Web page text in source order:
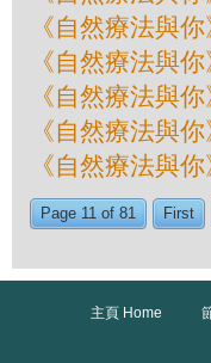
《自然療法與
《自然療法與
《自然療法與
《自然療法與
《自然療法與
Page 11 of 81 First
主頁 Home